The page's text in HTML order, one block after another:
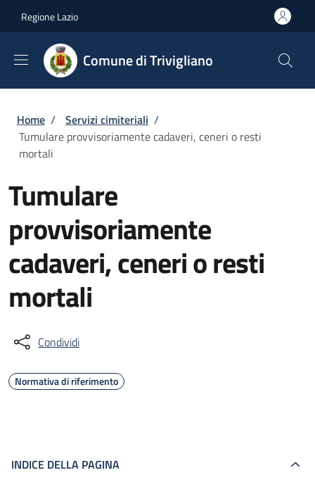
Regione Lazio
Comune di Trivigliano
Briciole di pane
Home / Servizi cimiteriali /
Tumulare provvisoriamente cadaveri, ceneri o resti
mortali
Tumulare
provvisoriamente
cadaveri, ceneri o resti
mortali
Condividi
Normativa di riferimento
INDICE DELLA PAGINA